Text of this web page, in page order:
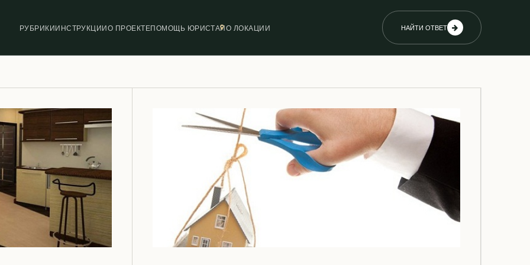
РУБРИКИИНСТРУКЦИИО ПРОЕКТЕПОМОЩЬ ЮРИСТАПО ЛОКАЦИИ НАЙТИ ОТВЕТ